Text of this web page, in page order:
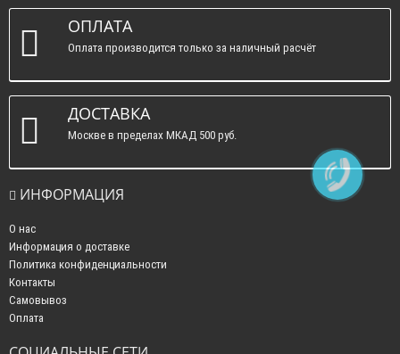
ОПЛАТА
Оплата производится только за наличный расчёт
ДОСТАВКА
Москве в пределах МКАД 500 руб.
ИНФОРМАЦИЯ
О нас
Информация о доставке
Политика конфиденциальности
Контакты
Самовывоз
Оплата